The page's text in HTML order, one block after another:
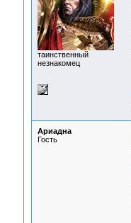
таинственный
незнакомец
Ариадна
Гость